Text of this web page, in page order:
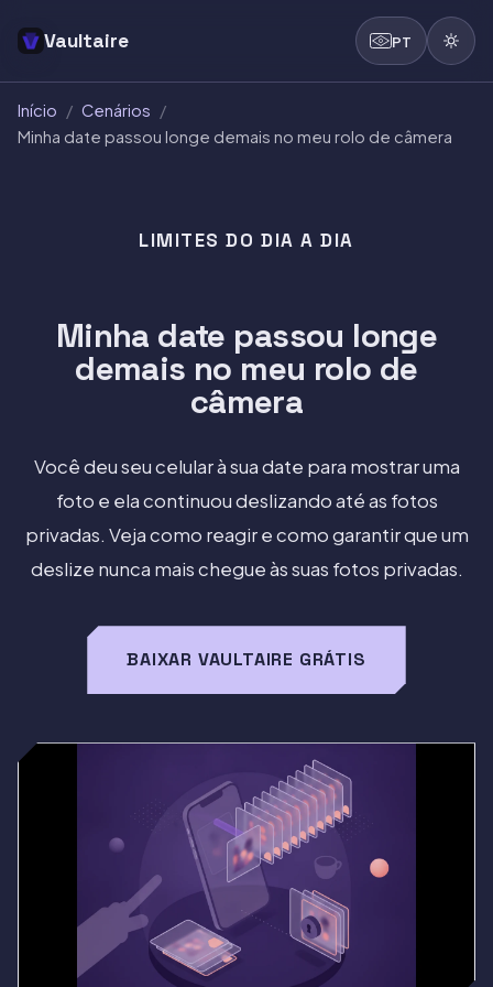
Vaultaire PT
Início / Cenários /
Minha date passou longe demais no meu rolo de câmera
LIMITES DO DIA A DIA
Minha date passou longe
demais no meu rolo de
câmera
Você deu seu celular à sua date para mostrar uma
foto e ela continuou deslizando até as fotos
privadas. Veja como reagir e como garantir que um
deslize nunca mais chegue às suas fotos privadas.
BAIXAR VAULTAIRE GRÁTIS